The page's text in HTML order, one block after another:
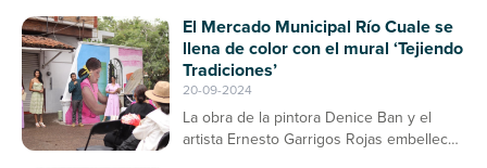
enfermedades en el ganado bovino
El Mercado Municipal Río Cuale se
llena de color con el mural ‘Tejiendo
Tradiciones’
20-09-2024
La obra de la pintora Denice Ban y el
artista Ernesto Garrigos Rojas embellece